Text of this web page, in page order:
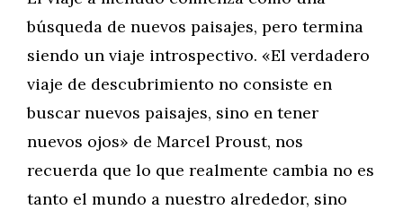
búsqueda de nuevos paisajes, pero termina
siendo un viaje introspectivo. «El verdadero
viaje de descubrimiento no consiste en
buscar nuevos paisajes, sino en tener
nuevos ojos» de Marcel Proust, nos
recuerda que lo que realmente cambia no es
tanto el mundo a nuestro alrededor, sino